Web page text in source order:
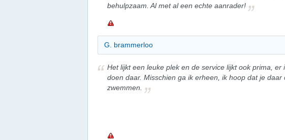
behulpzaam. Al met al een echte aanrader!
G. brammerloo
Het lijkt een leuke plek en de service lijkt ook prima, er
doen daar. Misschien ga ik erheen, ik hoop dat je daar
zwemmen.